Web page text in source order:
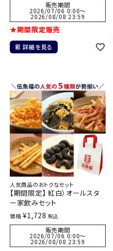
販売期間
2026/07/06 0:00〜
2026/08/08 23:59
★期間限定販売
詳細を見る
人気商品のおトクなセット
【期間限定】 紅白）オールスタ
ー家飲みセット
価格 ¥1,728 税込
販売期間
2026/07/06 0:00〜
2026/08/08 23:59